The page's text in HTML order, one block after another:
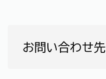
お問い合わせ先